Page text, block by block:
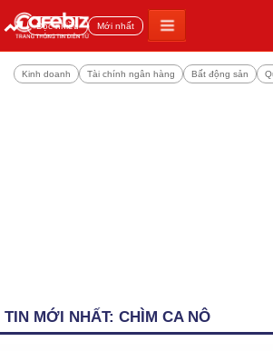
Đọc nhiều Mới nhất
Kinh doanh Tài chính ngân hàng Bất động sản
TIN MỚI NHẤT: CHÌM CA NÔ